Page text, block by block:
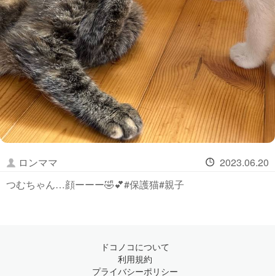
ロンママ
2023.06.20
つむちゃん…顔ーーー🤣💕#保護猫#親子
ドコノコについて
利用規約
プライバシーポリシー